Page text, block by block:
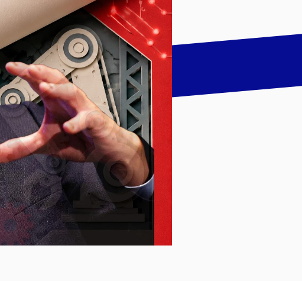
LinkedIn
크 복사하기